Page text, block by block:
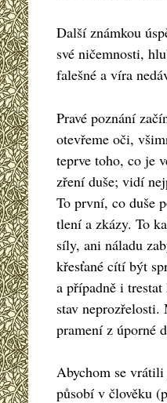
Další známkou
své ničemnosti,
falešné a víra
Pravé poznání
otevřeme oči,
teprve toho, co je
zření duše; vidí
To první, co duše
tlení a zkázy. To
síly, ani náladu
křesťané cítí být
a případně i
stav
pramení z úporné
Abychom se
působí v člověku